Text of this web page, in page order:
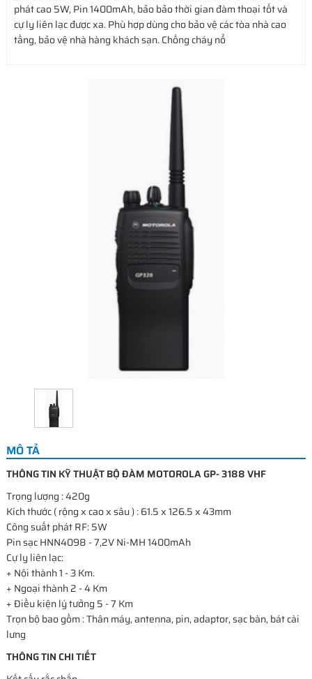
phát cao 5W, Pin 1400mAh, bảo bảo thời gian đàm thoại tốt và
cự ly liên lạc được xa. Phù hợp dùng cho bảo vệ các tòa nhà cao
tầng, bảo vệ nhà hàng khách sạn. Chống cháy nổ
MÔ TẢ
THÔNG TIN KỸ THUẬT BỘ ĐÀM MOTOROLA GP- 3188 VHF
Trọng lượng : 420g
Kích thước ( rộng x cao x sâu ) : 61.5 x 126.5 x 43mm
Công suất phát RF: 5W
Pin sạc HNN4098 - 7,2V Ni-MH 1400mAh
Cự ly liên lạc:
+ Nội thành 1 - 3 Km.
+ Ngoại thành 2 - 4 Km
+ Điều kiện lý tưởng 5 - 7 Km
Trọn bộ bao gồm : Thân máy, antenna, pin, adaptor, sạc bàn, bát cài
lưng
THÔNG TIN CHI TIẾT